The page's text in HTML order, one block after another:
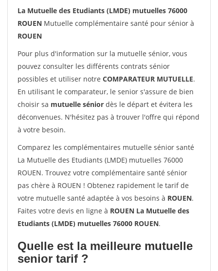
La Mutuelle des Etudiants (LMDE) mutuelles 76000
ROUEN Mutuelle complémentaire santé pour sénior à
ROUEN
Pour plus d'information sur la mutuelle sénior, vous
pouvez consulter les différents contrats sénior
possibles et utiliser notre COMPARATEUR MUTUELLE.
En utilisant le comparateur, le senior s'assure de bien
choisir sa mutuelle sénior dès le départ et évitera les
déconvenues. N'hésitez pas à trouver l'offre qui répond
à votre besoin.
Comparez les complémentaires mutuelle sénior santé
La Mutuelle des Etudiants (LMDE) mutuelles 76000
ROUEN. Trouvez votre complémentaire santé sénior
pas chère à ROUEN ! Obtenez rapidement le tarif de
votre mutuelle santé adaptée à vos besoins à ROUEN.
Faites votre devis en ligne à ROUEN La Mutuelle des
Etudiants (LMDE) mutuelles 76000 ROUEN.
Quelle est la meilleure mutuelle
senior tarif ?